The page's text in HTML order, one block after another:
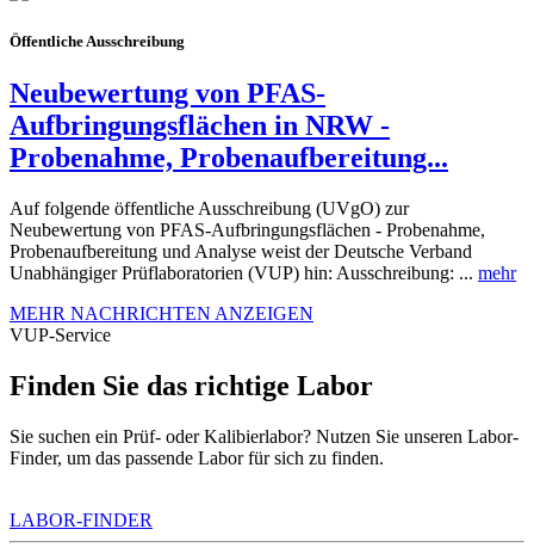
Öffentliche Ausschreibung
Neubewertung von PFAS-
Aufbringungsflächen in NRW -
Probenahme, Probenaufbereitung...
Auf folgende öffentliche Ausschreibung (UVgO) zur
Neubewertung von PFAS-Aufbringungsflächen - Probenahme,
Probenaufbereitung und Analyse weist der Deutsche Verband
Unabhängiger Prüflaboratorien (VUP) hin: Ausschreibung: ... mehr
MEHR NACHRICHTEN ANZEIGEN
VUP-Service
Finden Sie das richtige Labor
Sie suchen ein Prüf- oder Kalibierlabor? Nutzen Sie unseren Labor-
Finder, um das passende Labor für sich zu finden.
LABOR-FINDER